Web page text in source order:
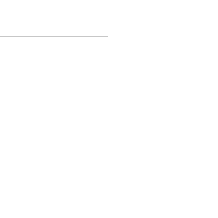
36x46cm + 2cm de bord blanc
44x54cm + 3cm de bord blanc
(emballage et envoi) Pour une
bien préciser le relay dans la
le relay le plus proche de
à partir de 200€.